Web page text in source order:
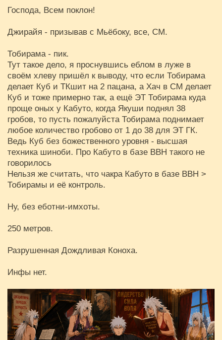
Господа, Всем поклон!
Джирайя - призывав с Мьёбоку, все, СМ.
Тобирама - пик.
Тут такое дело, я проснувшись еблом в луже в
своём хлеву пришёл к выводу, что если Тобирама
делает Куб и ТКшит на 2 пацана, а Хач в СМ делает
Куб и тоже примерно так, а ещё ЭТ Тобирама куда
проще оных у Кабуто, когда Якуши поднял 38
гробов, то пусть пожалуйста Тобирама поднимает
любое количество гробово от 1 до 38 для ЭТ ГК.
Ведь Куб без божественного уровня - высшая
техника шиноби. Про Кабуто в базе ВВН такого не
говорилось
Нельзя же считать, что чакра Кабуто в базе ВВН >
Тобирамы и её контроль.
Ну, без еботни-имхоты.
250 метров.
Разрушенная Дождливая Коноха.
Инфы нет.